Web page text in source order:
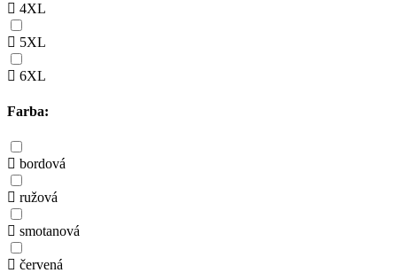
4XL
5XL
6XL
Farba:
bordová
ružová
smotanová
červená